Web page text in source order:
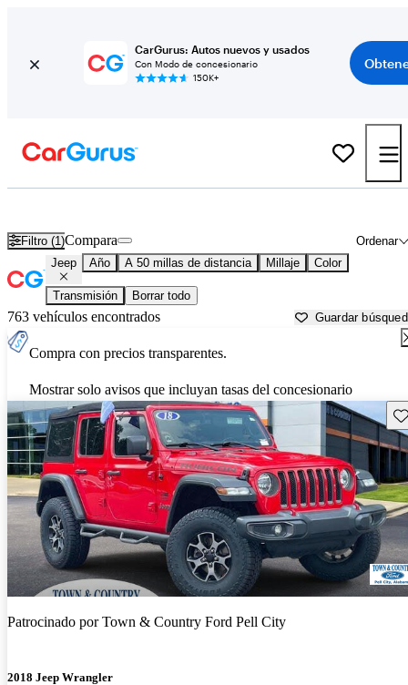
CarGurus: Autos nuevos y usados
Con Modo de concesionario
150K+
Filtro (1) Ordenar
Compara
Jeep Año A 50 millas de distancia Millaje Color
Transmisión Borrar todo
763 vehículos encontrados Guardar
Compra con precios transparentes.
Mostrar solo avisos que incluyan tasas del concesionario
Patrocinado porTown & Country Ford Pell City
2018 Jeep Wrangler